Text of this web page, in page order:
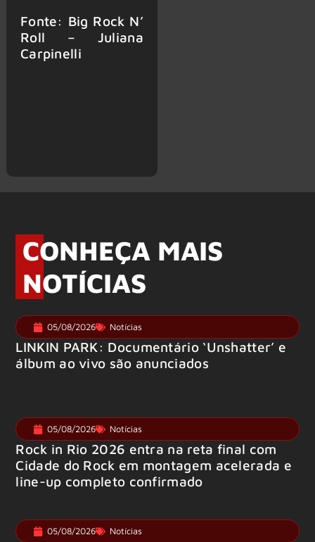
Fonte: Big Rock N’
Roll – Juliana
Carpinelli
CONHEÇA MAIS
NOTÍCIAS
05/08/2026 Notícias
LINKIN PARK: Documentário ‘Unshatter’ e
álbum ao vivo são anunciados
05/08/2026 Notícias
Rock in Rio 2026 entra na reta final com
Cidade do Rock em montagem acelerada e
line-up completo confirmado
05/08/2026 Notícias